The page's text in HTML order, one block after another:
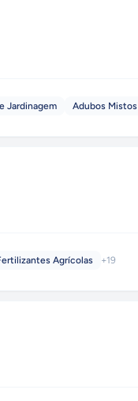
Jardinagem Adubos Mistos
Agrícolas +19